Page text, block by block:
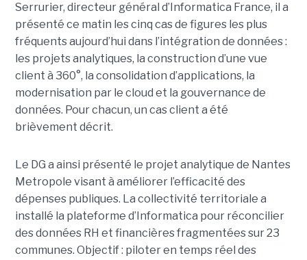
Serrurier, directeur général d’Informatica France, il a
présenté ce matin les cinq cas de figures les plus
fréquents aujourd’hui dans l’intégration de données :
les projets analytiques, la construction d’une vue
client à 360°, la consolidation d’applications, la
modernisation par le cloud et la gouvernance de
données. Pour chacun, un cas client a été
brièvement décrit.
Le DG a ainsi présenté le projet analytique de Nantes
Metropole visant à améliorer l’efficacité des
dépenses publiques. La collectivité territoriale a
installé la plateforme d’Informatica pour réconcilier
des données RH et financières fragmentées sur 23
communes. Objectif : piloter en temps réel des